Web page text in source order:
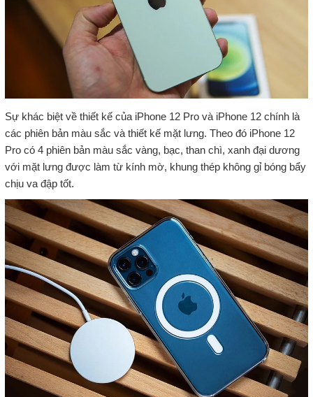
Sự khác biệt về thiết kế của iPhone 12 Pro và iPhone 12 chính là
các phiên bản màu sắc và thiết kế mặt lưng. Theo đó iPhone 12
Pro có 4 phiên bản màu sắc vàng, bạc, than chì, xanh đại dương
với mặt lưng được làm từ kính mờ, khung thép không gỉ bóng bẩy
chịu va đập tốt.